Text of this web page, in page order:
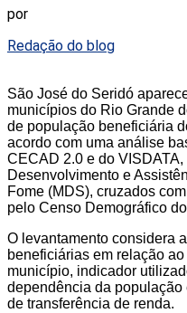
por
Redação do blog
São José do Seridó
municípios do Rio Grande
de população beneficiária
acordo com uma análise
CECAD 2.0 e do
Desenvolvimento e
Fome (MDS), cruzados
pelo Censo Demográfico
O levantamento considera
beneficiárias em relação
município, indicador
dependência da população
de transferência de renda.